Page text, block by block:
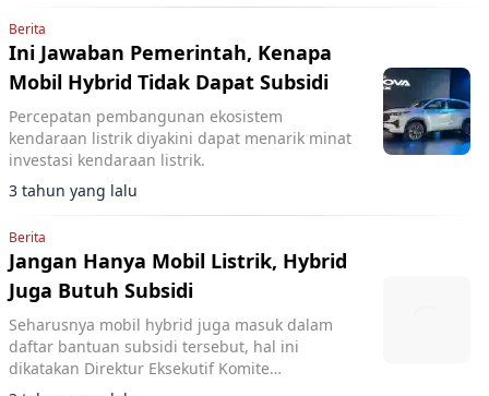
Berita
Ini Jawaban Pemerintah, Kenapa
Mobil Hybrid Tidak Dapat Subsidi
Percepatan pembangunan ekosistem
kendaraan listrik diyakini dapat menarik minat
investasi kendaraan listrik.
3 tahun yang lalu
Berita
Jangan Hanya Mobil Listrik, Hybrid
Juga Butuh Subsidi
Seharusnya mobil hybrid juga masuk dalam
daftar bantuan subsidi tersebut, hal ini
dikatakan Direktur Eksekutif Komite
Penghapusan Bensin Bertimbel (KPBB), Ahmad